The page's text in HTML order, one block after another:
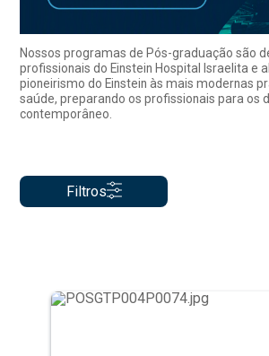
Nossos programas de Pós-graduação são
profissionais do Einstein Hospital Israelita e
pioneirismo do Einstein às mais modernas
saúde, preparando os profissionais para os
contemporâneo.
Filtros